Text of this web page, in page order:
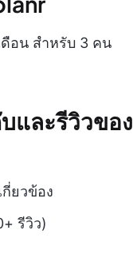
ดือน สำหรับ 3 คน
และรีวิวของ
กี่ยวข้อง
รีวิว)